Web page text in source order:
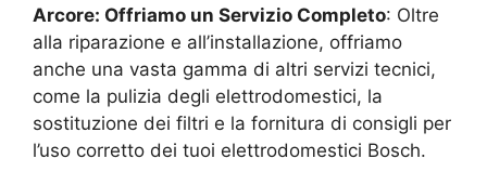
Arcore: Offriamo un Servizio Completo: Oltre
alla riparazione e all’installazione, offriamo
anche una vasta gamma di altri servizi tecnici,
come la pulizia degli elettrodomestici, la
sostituzione dei filtri e la fornitura di consigli per
l’uso corretto dei tuoi elettrodomestici Bosch.